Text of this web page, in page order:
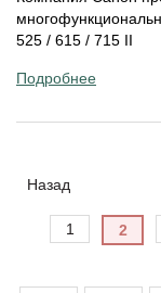
525 / 615 / 715 II
Подробнее
Назад
1 2